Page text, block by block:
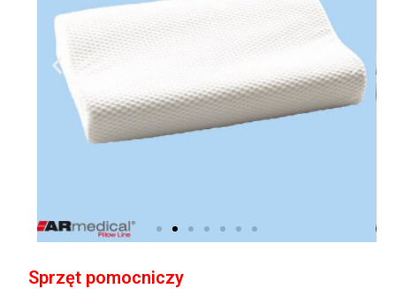
Sprzęt pomocniczy